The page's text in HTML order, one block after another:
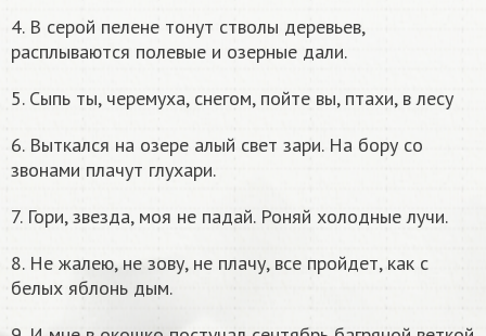
4. В серой пелене тонут стволы деревьев,
расплываются полевые и озерные дали.
5. Сыпь ты, черемуха, снегом, пойте вы, птахи, в лесу
6. Выткался на озере алый свет зари. На бору со
звонами плачут глухари.
7. Гори, звезда, моя не падай. Роняй холодные лучи.
8. Не жалею, не зову, не плачу, все пройдет, как с
белых яблонь дым.